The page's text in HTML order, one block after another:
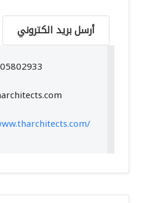
أرسل بريد الكتروني